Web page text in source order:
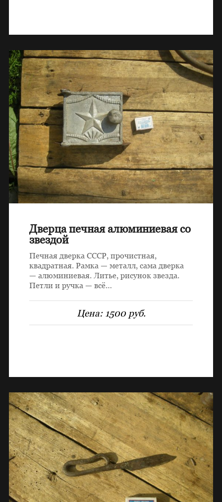
Дверца печная алюминиевая со
звездой
Печная дверка СССР, прочистная,
квадратная. Рамка — металл, сама дверка
— алюминиевая. Литье, рисунок звезда.
Петли и ручка — всё…
Цена: 1500 руб.